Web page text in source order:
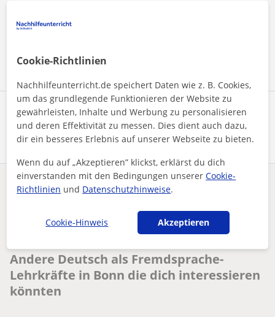
Profil teilen
Enthält dieses Profil einen Fehler?
Nachhilfeunterricht Deutsch als Fremdsprache
Bonn
Erfahrener DaF- und DaZ-Lehrer mit über 15 Jahren Unterricht...
Andere Deutsch als Fremdsprache-
Lehrkräfte in Bonn die dich interessieren
könnten
Cookie-Richtlinien
Nachhilfeunterricht.de speichert Daten wie z. B. Cookies,
um das grundlegende Funktionieren der Website zu
gewährleisten, Inhalte und Werbung zu personalisieren
und deren Effektivität zu messen. Dies dient auch dazu,
dir ein besseres Erlebnis auf unserer Webseite zu bieten.
Wenn du auf „Akzeptieren” klickst, erklärst du dich
einverstanden mit den Bedingungen unsererCookie-
Richtlinien und Datenschutzhinweise.
Cookie-Hinweis Akzeptieren